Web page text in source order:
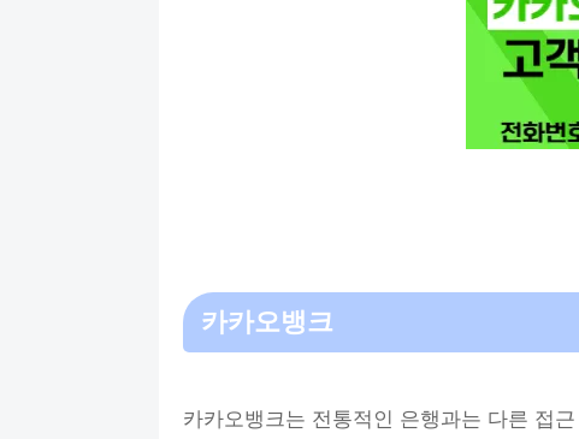
카카오뱅크
카카오뱅크는 전통적인 은행과는 다른 접